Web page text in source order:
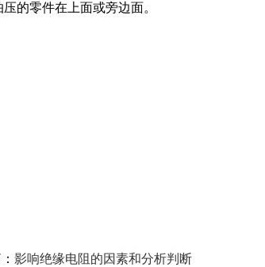
的零件在上面或旁边面。
影响绝缘电阻的因素和分析判断